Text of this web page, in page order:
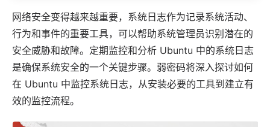
网络安全变得越来越重要，系统日志作为记录系统活动、
行为和事件的重要工具，可以帮助系统管理员识别潜在的
安全威胁和故障。定期监控和分析 Ubuntu 中的系统日志
是确保系统安全的一个关键步骤。 弱密码将深入探讨如何
在 Ubuntu 中监控系统日志，从安装必要的工具到建立有
效的监控流程。